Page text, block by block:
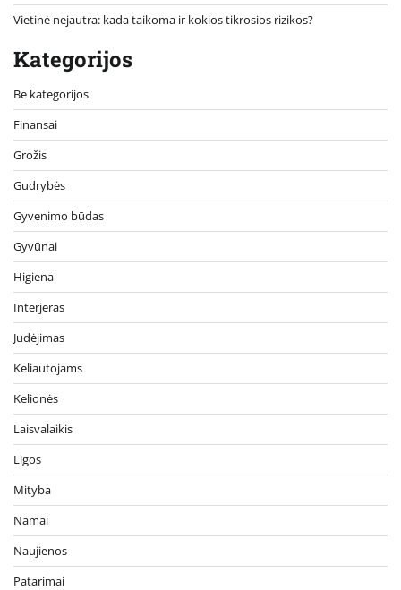
Vietinė nejautra: kada taikoma ir kokios tikrosios rizikos?
Kategorijos
Be kategorijos
Finansai
Grožis
Gudrybės
Gyvenimo būdas
Gyvūnai
Higiena
Interjeras
Judėjimas
Keliautojams
Kelionės
Laisvalaikis
Ligos
Mityba
Namai
Naujienos
Patarimai